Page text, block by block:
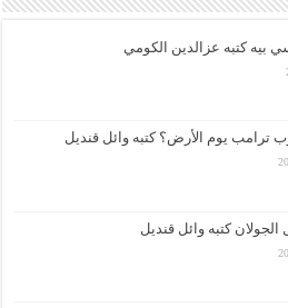
بيه كتبه عزالدين الكومي
ترامب يوم الأرض؟ كتبه وائل قنديل
كتبه وائل قنديل